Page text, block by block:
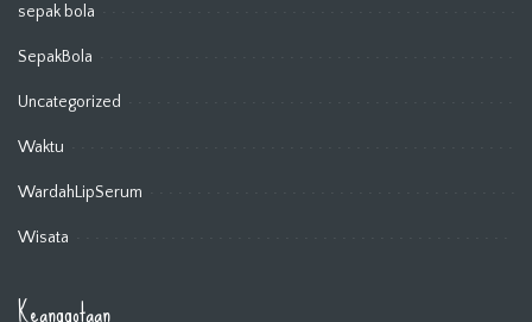
sepak bola
SepakBola
Uncategorized
Waktu
WardahLipSerum
Wisata